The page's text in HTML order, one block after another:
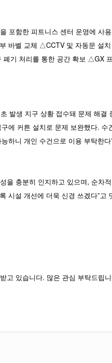
포함한 피트니스 센터 운영에 사
바벨 교체 △CCTV 및 자동문 설
기 처리를 통한 공간 확보 △GX
발생 지구 상황 접수돼 문제 해결
에 커튼 설치로 문제 보완했다. 수
하니 개인 수건으로 이용 부탁한
을 충분히 인지하고 있으며, 순차
시설 개선에 더욱 신경 쓰겠다”고
고 있습니다. 많은 관심 부탁드립